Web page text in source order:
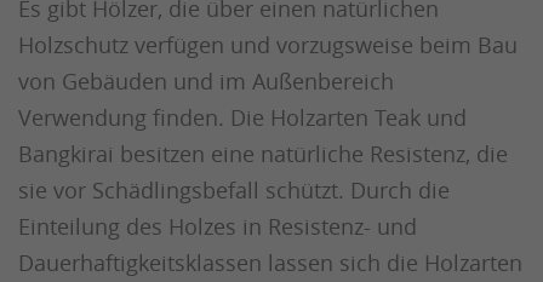
Es gibt Hölzer, die über einen natürlichen
Holzschutz verfügen und vorzugsweise beim Bau
von Gebäuden und im Außenbereich
Verwendung finden. Die Holzarten Teak und
Bangkirai besitzen eine natürliche Resistenz, die
sie vor Schädlingsbefall schützt. Durch die
Einteilung des Holzes in Resistenz- und
Dauerhaftigkeitsklassen lassen sich die Holzarten